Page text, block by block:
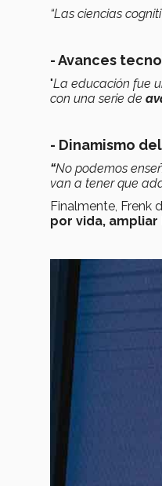
“Las ciencias
- Avances
"La educación fue
con una serie de
- Dinamismo
“No podemos
van a tener que
Finalmente, Frenk
por vida,